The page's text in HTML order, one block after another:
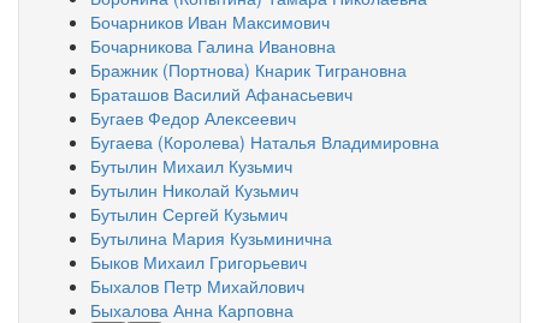
Бочарников Иван Максимович
Бочарникова Галина Ивановна
Бражник (Портнова) Кнарик Тиграновна
Браташов Василий Афанасьевич
Бугаев Федор Алексеевич
Бугаева (Королева) Наталья Владимировна
Бутылин Михаил Кузьмич
Бутылин Николай Кузьмич
Бутылин Сергей Кузьмич
Бутылина Мария Кузьминична
Быков Михаил Григорьевич
Быхалов Петр Михайлович
Быхалова Анна Карповна